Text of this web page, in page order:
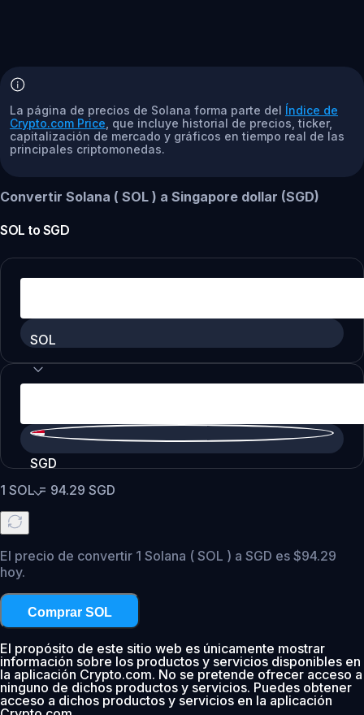
La página de precios de Solana forma parte del Índice de
Crypto.com Price , que incluye historial de precios, ticker,
capitalización de mercado y gráficos en tiempo real de las
principales criptomonedas.
Convertir Solana ( SOL ) a Singapore dollar (SGD)
SOL to SGD
SOL
SGD
1 SOL= 94.29 SGD
El precio de convertir 1 Solana ( SOL ) a SGD es $94.29
hoy.
Comprar SOL
El propósito de este sitio web es únicamente mostrar
información sobre los productos y servicios disponibles en
la aplicación Crypto.com. No se pretende ofrecer acceso a
ninguno de dichos productos y servicios. Puedes obtener
acceso a dichos productos y servicios en la aplicación